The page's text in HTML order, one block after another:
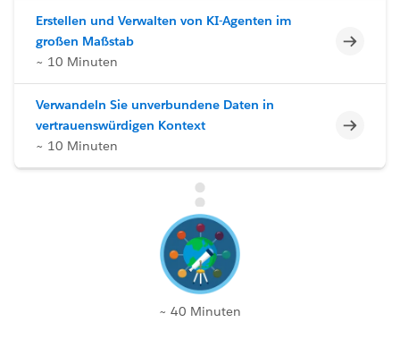
Erstellen und Verwalten von KI-Agenten im
großen Maßstab
~ 10 Minuten
Verwandeln Sie unverbundene Daten in
vertrauenswürdigen Kontext
~ 10 Minuten
~ 40 Minuten